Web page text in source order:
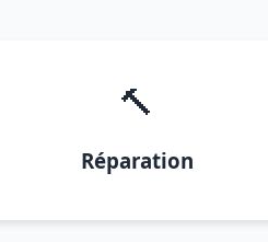
🔨
Réparation